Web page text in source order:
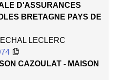
D'ASSURANCES
BRETAGNE PAYS DE
LECLERC
CAZOULAT - MAISON